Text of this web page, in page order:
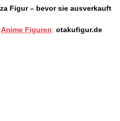
Figur – bevor sie ausverkauft
Anime Figuren: otakufigur.de